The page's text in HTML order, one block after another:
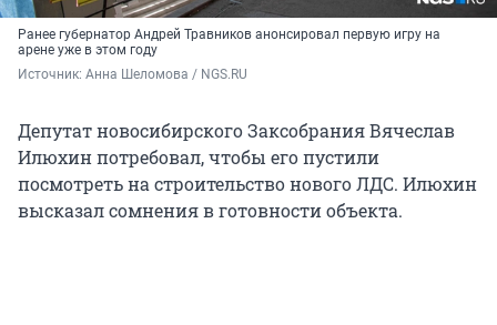
Ранее губернатор Андрей Травников анонсировал первую игру на
арене уже в этом году
Источник: Анна Шеломова / NGS.RU
Депутат новосибирского Заксобрания Вячеслав
Илюхин потребовал, чтобы его пустили
посмотреть на строительство нового ЛДС. Илюхин
высказал сомнения в готовности объекта.